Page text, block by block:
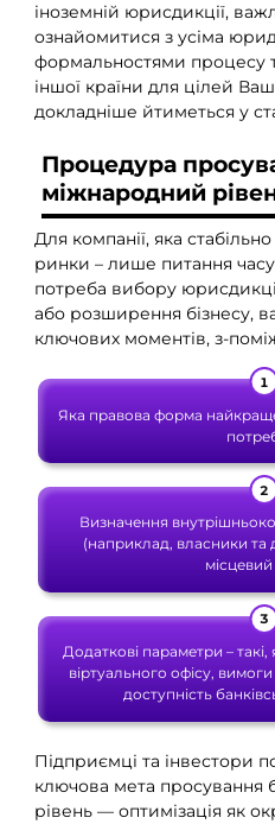
іноземній юрисдикції,
ознайомитися з усіма
формальностями процесу
іншої країни для цілей
докладніше йтиметься у
Процедура
міжнародний
Для компанії, яка
ринки – лише питання
потреба вибору
або розширення бізнесу,
ключових моментів, з-
Яка правова форма
Визначення
(наприклад, власники та
місцевий
Додаткові параметри –
віртуального офісу,
доступність
Підприємці та інвестори
ключова мета просування
рівень — оптимізація як